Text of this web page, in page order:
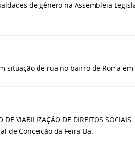
de gênero na Assembleia
situação de rua no bairro de Roma
VIABILIZAÇÃO DE DIREITOS
de Conceição da Feira-Ba.